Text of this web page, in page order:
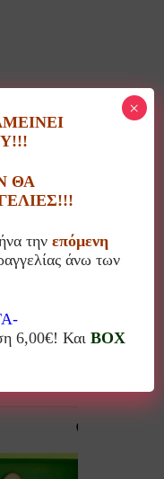
εικαστικό
ΘΑ
τηνεπόμενη
άνω των
6,00€! ΚαιBOX
×